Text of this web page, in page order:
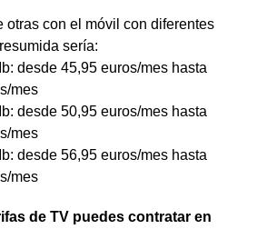
otras con el móvil con diferentes
sería:
desde 45,95 euros/mes hasta
mes
desde 50,95 euros/mes hasta
mes
desde 56,95 euros/mes hasta
mes
de TV puedes contratar en